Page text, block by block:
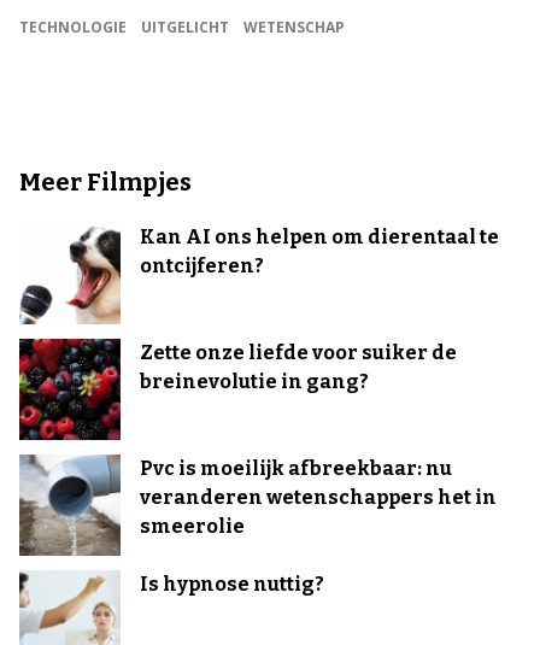
TECHNOLOGIE
UITGELICHT WETENSCHAP
Meer Filmpjes
Kan AI ons helpen om dierentaal te
ontcijferen?
Zette onze liefde voor suiker de
breinevolutie in gang?
Pvc is moeilijk afbreekbaar: nu
veranderen wetenschappers het in
smeerolie
Is hypnose nuttig?